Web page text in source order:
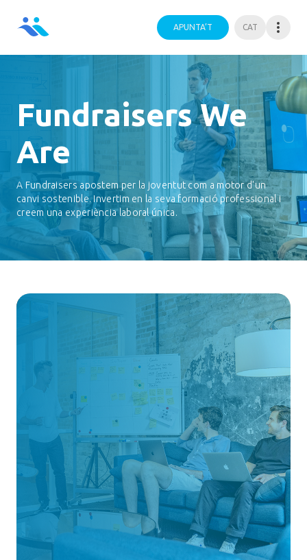
APUNTA’T CAT
Fundraisers We
Are
A Fundraisers apostem per la joventut com a motor d'un
canvi sostenible. Invertim en la seva formació professional i
creem una experiència laboral única.